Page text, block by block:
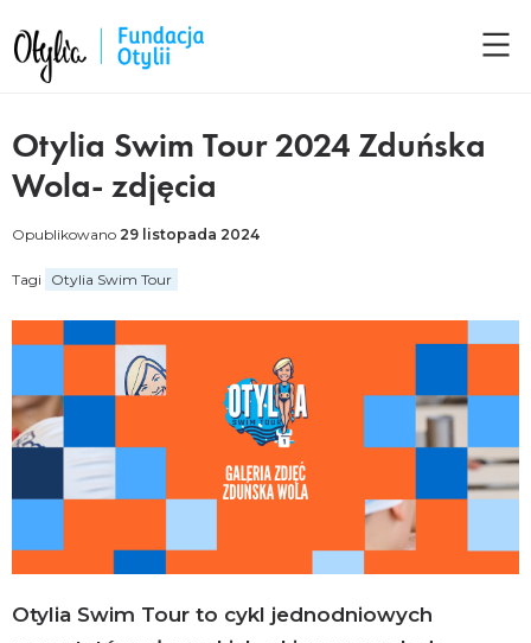
Otylia Swim Tour 2024 Zduńska
Wola- zdjęcia
Opublikowano 29 listopada 2024
Tagi Otylia Swim Tour
Facebook
LinkedIn
Twitter
Email
Copy
Otylia Swim Tour to cykl jednodniowych